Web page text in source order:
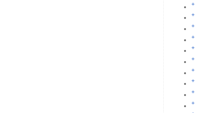
+
+
+
+
+
+
+
+
+
+